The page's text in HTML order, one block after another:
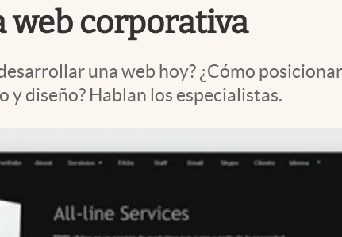
web corporativa
una web hoy? ¿Cómo
diseño? Hablan los especialistas.